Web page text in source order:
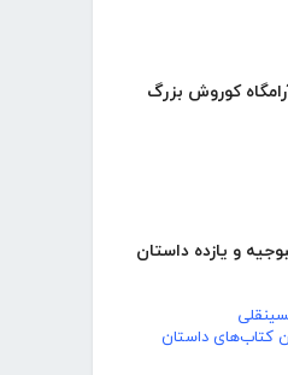
کوروش بزرگ
و یازده داستان
کتاب‌های داستان